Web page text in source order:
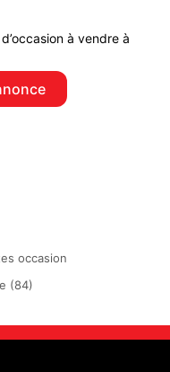
d’occasion à vendre à
occasion
(84)